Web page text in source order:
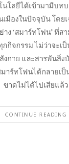
นโลยีได้เข้ามามีบท
มืองในปัจจุบัน โดยเ
ง ‘สมาร์ทโฟน’ ที่ส
กิจกรรม ไม่ว่าจะเป็
งกาย และสารพันสิ่ง
าร์ทโฟนได้กลายเ
ขาดไม่ได้ไปเสียแล้ว
CONTINUE READING